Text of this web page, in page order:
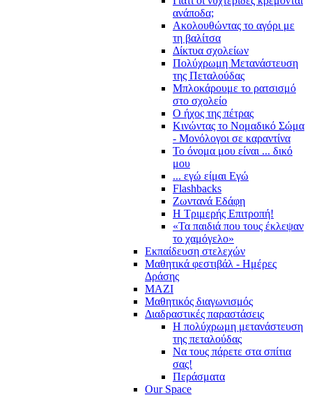
ανάποδα;
Ακολουθώντας το αγόρι με
τη βαλίτσα
Δίκτυα σχολείων
Πολύχρωμη Μετανάστευση
της Πεταλούδας
Μπλοκάρουμε το ρατσισμό
στο σχολείο
Ο ήχος της πέτρας
Κινώντας το Νομαδικό Σώμα
- Μονόλογοι σε καραντίνα
Το όνομα μου είναι ... δικό
μου
... εγώ είμαι Εγώ
Flashbacks
Ζωντανά Εδάφη
Η Τριμερής Επιτροπή!
«Τα παιδιά που τους έκλεψαν
το χαμόγελο»
Εκπαίδευση στελεχών
Μαθητικά φεστιβάλ - Ημέρες
Δράσης
ΜΑΖΙ
Μαθητικός διαγωνισμός
Διαδραστικές παραστάσεις
Η πολύχρωμη μετανάστευση
της πεταλούδας
Να τους πάρετε στα σπίτια
σας!
Περάσματα
Our Space